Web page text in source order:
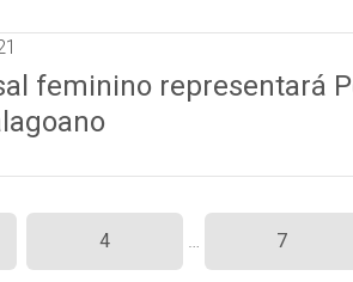
feminino representará
4 … 7